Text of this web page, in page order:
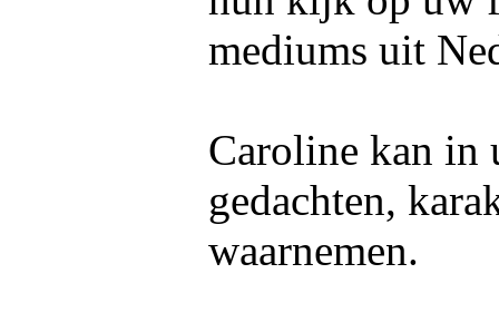
mediums uit
Caroline kan in
gedachten,
waarnemen.